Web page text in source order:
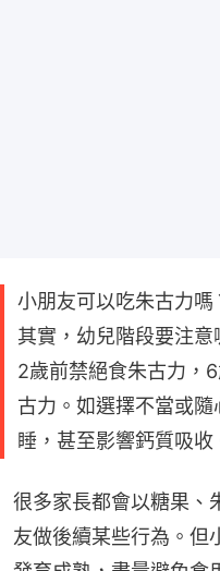
小朋友可以吃朱古力嗎
其實，幼兒階段要注
2歲前禁絕食朱古力，
古力。如選擇不當或
睡，甚至影響鈣質吸收
很多家長都會以糖果、
友做後續某些行為。但